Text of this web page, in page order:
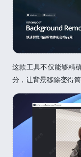
这款工具不仅能够精
分，让背景移除变得